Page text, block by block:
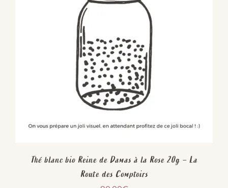
Thé blanc bio Reine de Damas à la Rose 20g – La
Route des Comptoirs